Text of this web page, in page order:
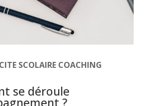
SCOLAIRE COACHING
se déroule
?